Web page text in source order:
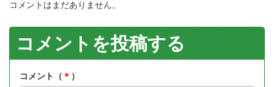
コメントはまだありません。
コメントを投稿する
コメント（ ＊ ）